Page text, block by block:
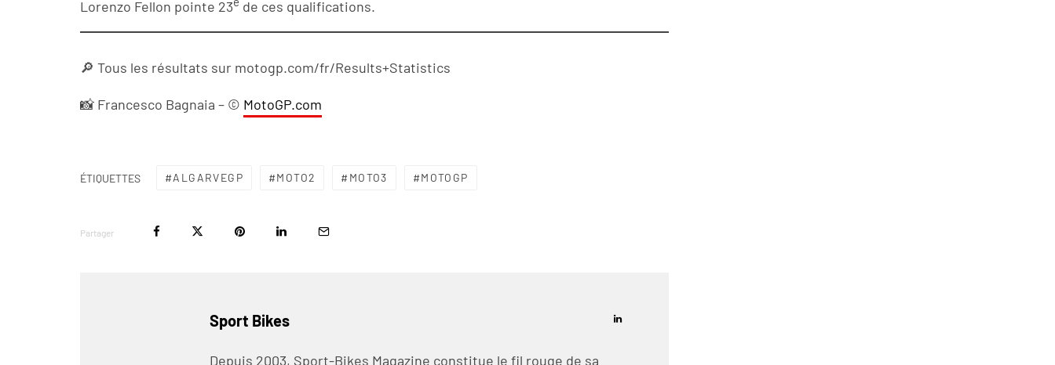
Lorenzo Fellon pointe 23 de ces qualifications.
🔎 Tous les résultats sur motogp.com/fr/Results+Statistics
📸 Francesco Bagnaia – © MotoGP.com
ÉTIQUETTES ALGARVEGP MOTO2 MOTO3 MOTOGP
Partager
Sport Bikes
Depuis 2003, Sport-Bikes Magazine constitue le fil rouge de sa